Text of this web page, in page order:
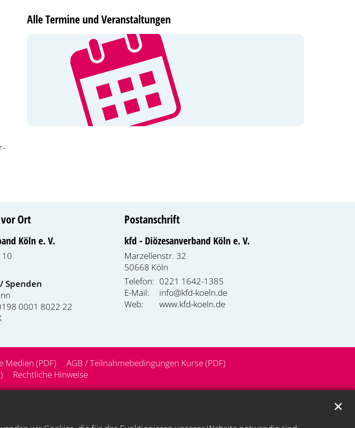
✕
Alle Termine und Veranstaltungen
Ort
Köln e. V.
10
Spenden
0001 8022 22
Postanschrift
kfd - Diözesanverband Köln e. V.
Marzellenstr. 32
50668 Köln
Telefon: 0221 1642-1385
E-Mail:
info@kfd-koeln.de
Web:
www.kfd-koeln.de
Medien (PDF)
AGB / Teilnahmebedingungen Kurse (PDF)
Rechtliche Hinweise